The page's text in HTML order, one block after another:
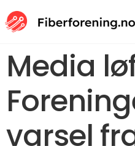
Media
varsel